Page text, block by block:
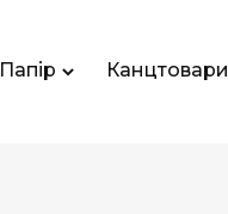
Папір Канцтовари